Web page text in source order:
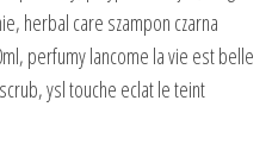
herbal care szampon czarna
perfumy lancome la vie est belle
ysl touche eclat le teint